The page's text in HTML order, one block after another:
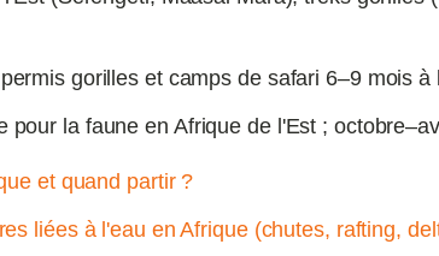
gorilles et camps de safari 6–9 mois
pour la faune en Afrique de l'Est ;
et quand partir ?
liées à l'eau en Afrique (chutes, rafting,